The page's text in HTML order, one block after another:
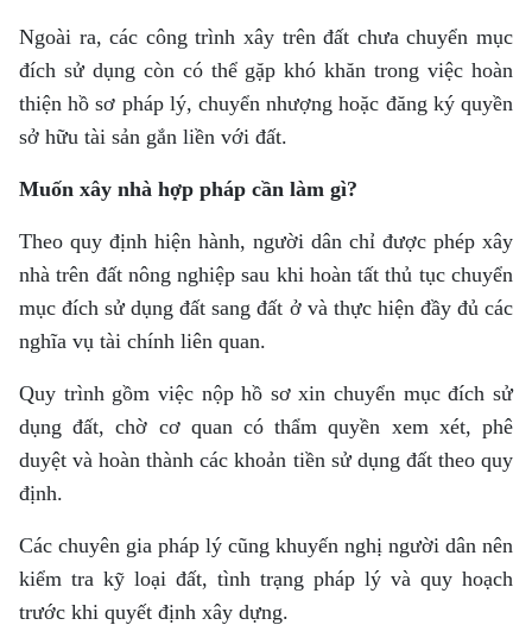
Ngoài ra, các công trình xây trên đất chưa chuyển mục
đích sử dụng còn có thể gặp khó khăn trong việc hoàn
thiện hồ sơ pháp lý, chuyển nhượng hoặc đăng ký quyền
sở hữu tài sản gắn liền với đất.
Muốn xây nhà hợp pháp cần làm gì?
Theo quy định hiện hành, người dân chỉ được phép xây
nhà trên đất nông nghiệp sau khi hoàn tất thủ tục chuyển
mục đích sử dụng đất sang đất ở và thực hiện đầy đủ các
nghĩa vụ tài chính liên quan.
Quy trình gồm việc nộp hồ sơ xin chuyển mục đích sử
dụng đất, chờ cơ quan có thẩm quyền xem xét, phê
duyệt và hoàn thành các khoản tiền sử dụng đất theo quy
định.
Các chuyên gia pháp lý cũng khuyến nghị người dân nên
kiểm tra kỹ loại đất, tình trạng pháp lý và quy hoạch
trước khi quyết định xây dựng.